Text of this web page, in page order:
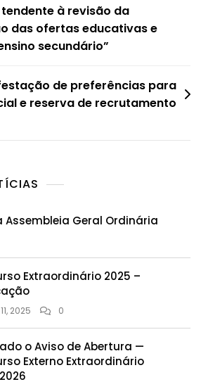
à revisão da
das ofertas educativas e
secundário”
de preferências para
e reserva de recrutamento
Geral Ordinária
Extraordinário 2025 –
2025 0
o Aviso de Abertura —
Externo Extraordinário